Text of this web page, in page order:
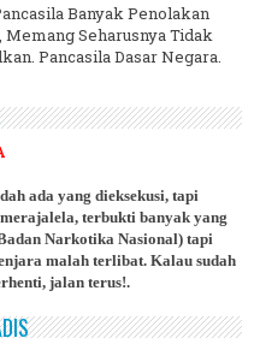
Banyak Penolakan
Seharusnya Tidak
Pancasila Dasar Negara.
ada yang dieksekusi, tapi
terbukti banyak yang
Narkotika Nasional) tapi
malah terlibat. Kalau sudah
jalan terus!.